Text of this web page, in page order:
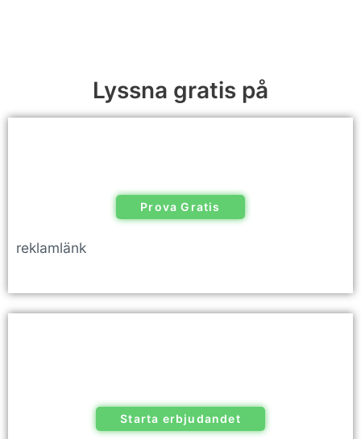
Lyssna gratis på
Prova Gratis
reklamlänk
Starta erbjudandet